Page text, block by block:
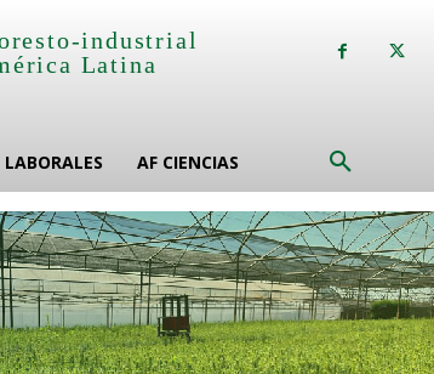
industrial
Latina
AF CIENCIAS